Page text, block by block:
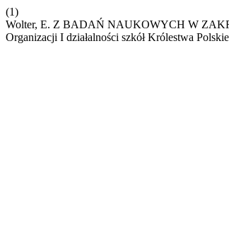
(1)
Wolter, E. Z BADAŃ NAUKOWYCH W
Organizacji I działalności szkół Królestwa